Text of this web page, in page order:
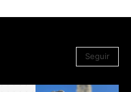
Seguir